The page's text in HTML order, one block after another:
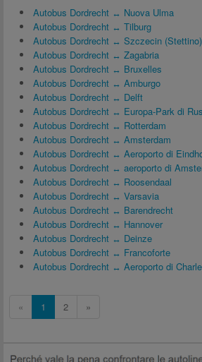
Autobus Dordrecht ↔ Nuova Ulma
Autobus Dordrecht ↔ Tilburg
Autobus Dordrecht ↔ Szczecin (Stettino)
Autobus Dordrecht ↔ Zagabria
Autobus Dordrecht ↔ Bruxelles
Autobus Dordrecht ↔ Amburgo
Autobus Dordrecht ↔ Delft
Autobus Dordrecht ↔ Europa-Park di
Autobus Dordrecht ↔ Rotterdam
Autobus Dordrecht ↔ Amsterdam
Autobus Dordrecht ↔ Aeroporto di
Autobus Dordrecht ↔ aeroporto di
Autobus Dordrecht ↔ Roosendaal
Autobus Dordrecht ↔ Varsavia
Autobus Dordrecht ↔ Barendrecht
Autobus Dordrecht ↔ Hannover
Autobus Dordrecht ↔ Deinze
Autobus Dordrecht ↔ Francoforte
Autobus Dordrecht ↔ Aeroporto di
« 1 2 »